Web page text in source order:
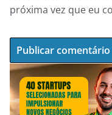
próxima vez que eu